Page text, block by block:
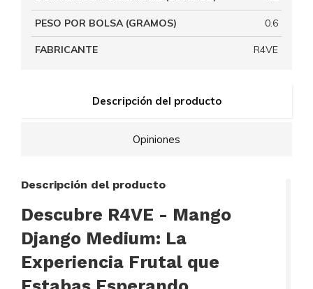
Descripción del producto
Opiniones
Descripción del producto
Descubre R4VE - Mango
Django Medium: La
Experiencia Frutal que
PESO POR BOLSA (GRAMOS) 0.6
FABRICANTE R4VE